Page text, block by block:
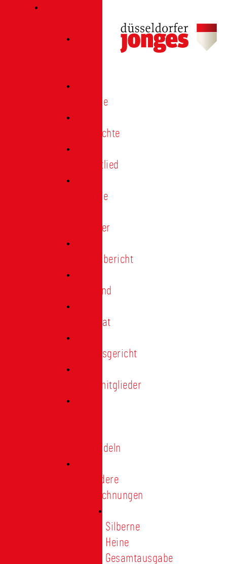
Termine
Geschichte
Heimatlied
Freunde
Förderer
Jahresbericht
Vorstand
Ehrenrat
Schiedsgericht
Ehrenmitglieder
Treunadeln
Besondere
Auszeichnungen
Silberne
Heine
Gesamtausgabe